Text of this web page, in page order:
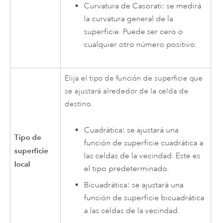
Curvatura de Casorati: se medirá
la curvatura general de la
superficie. Puede ser cero o
cualquier otro número positivo.
Tipo de
superficie
local
Elija el tipo de función de superficie que
se ajustará alrededor de la celda de
destino.
Cuadrática: se ajustará una
función de superficie cuadrática a
las celdas de la vecindad. Este es
el tipo predeterminado.
Bicuadrática: se ajustará una
función de superficie bicuadrática
a las celdas de la vecindad.